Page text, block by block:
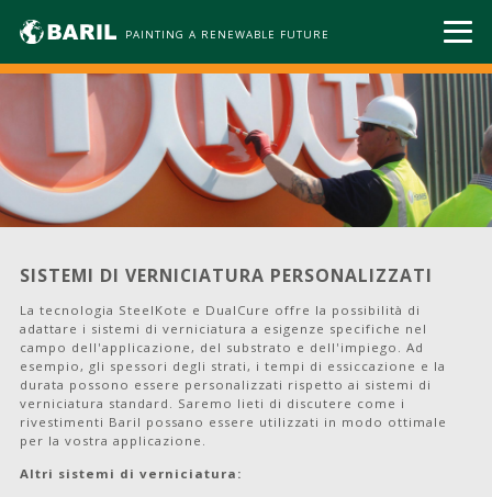
PAINTING A RENEWABLE FUTURE
SISTEMI DI VERNICIATURA PERSONALIZZATI
La tecnologia SteelKote e DualCure offre la possibilità di
adattare i sistemi di verniciatura a esigenze specifiche nel
campo dell'applicazione, del substrato e dell'impiego. Ad
esempio, gli spessori degli strati, i tempi di essiccazione e la
durata possono essere personalizzati rispetto ai sistemi di
verniciatura standard. Saremo lieti di discutere come i
rivestimenti Baril possano essere utilizzati in modo ottimale
per la vostra applicazione.
Altri sistemi di verniciatura: